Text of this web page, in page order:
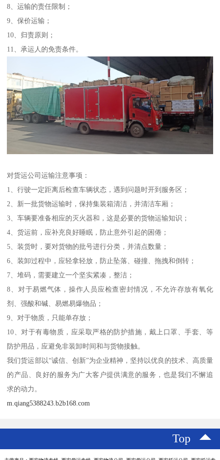
8、运输的责任限制；
9、保价运输；
10、归责原则；
11、承运人的免责条件。
对货运公司运输注意事项：
1、行驶一定距离后检查车辆状态，遇到问题时开到服务区；
2、新一批货物运输时，保持集装箱清洁，并清洁车厢；
3、车辆要准备相应的灭火器和，这是必要的货物运输知识；
4、货运前，应补充良好睡眠，防止意外引起的困倦；
5、装货时，要对货物的批号进行分类，并清点数量；
6、装卸过程中，应轻拿轻放，防止坠落、碰撞、拖拽和倒转；
7、堆码，需要建立一个坚实紧凑，整洁；
8、对于易燃气体，操作人员应检查密封情况，不允许存放有氧化
剂、强酸和碱、易燃易爆物品；
9、对于物质，只能单存放；
10、对于有毒物质，应采取严格的防护措施，戴上口罩、手套、等
防护用品，应避免非装卸时间和与货物接触。
我们货运部以“诚信、创新”为企业精神，坚持以优良的技术、高质量
的产品、良好的服务为广大客户提供满意的服务，也是我们不懈追
求的动力。
m.qiang5388243.b2b168.com
Top